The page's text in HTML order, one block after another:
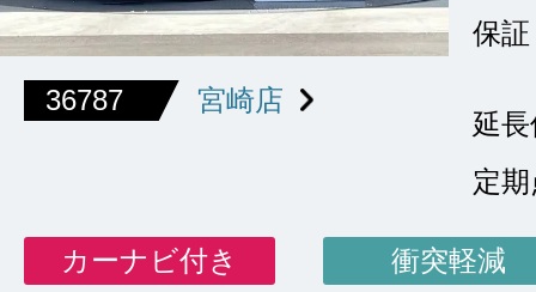
36787 宮崎店
保証
延
定
カーナビ付き 衝突軽減